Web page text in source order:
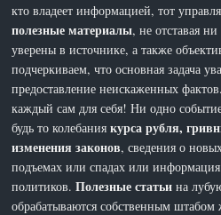
кто владеет информацией, тот
полезные материалы, не отставая
уверены в источнике, а также
подчеркиваем, что основная задача
предоставление неискаженных
каждый сам для себя! Ни одно
будь то колебаниякурса рубля,
изменения законов, сведения о
подъемах или спадах или
политиков.Полезные статьи на
обрабатываются собственным штабом